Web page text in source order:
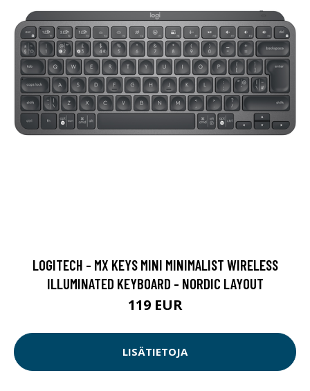
LOGITECH - MX KEYS MINI MINIMALIST WIRELESS
ILLUMINATED KEYBOARD - NORDIC LAYOUT
119 EUR
LISÄTIETOJA